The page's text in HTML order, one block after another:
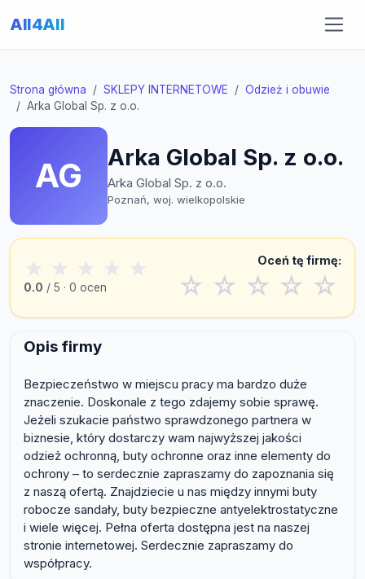
All4All
Strona główna SKLEPY INTERNETOWE
Odzież i obuwie
Arka Global Sp. z o.o.
AG Arka Global Sp. z o.o.
Arka Global Sp. z o.o.
Poznań, woj. wielkopolskie
★ ★ ★ ★ ★
0.0 / 5 · 0 ocen
Oceń tę firmę:
☆ ☆ ☆ ☆ ☆
Opis firmy
Bezpieczeństwo w miejscu pracy ma bardzo duże
znaczenie. Doskonale z tego zdajemy sobie sprawę.
Jeżeli szukacie państwo sprawdzonego partnera w
biznesie, który dostarczy wam najwyższej jakości
odzież ochronną, buty ochronne oraz inne elementy do
ochrony – to serdecznie zapraszamy do zapoznania się
z naszą ofertą. Znajdziecie u nas między innymi buty
robocze sandały, buty bezpieczne antyelektrostatyczne
i wiele więcej. Pełna oferta dostępna jest na naszej
stronie internetowej. Serdecznie zapraszamy do
współpracy.